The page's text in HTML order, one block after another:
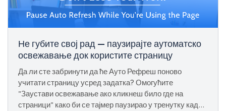
Не губите свој рад — паузирајте аутоматско
освежавање док користите страницу
Да ли сте забринути да ће Ауто Рефреш поново
учитати страницу усред задатка? Омогућите
"Заустави освежавање ако кликнеш било где на
страници" како би се тајмер паузирао у тренутку када